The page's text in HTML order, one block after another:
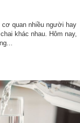
quan nhiều người hay
khác nhau. Hôm nay,